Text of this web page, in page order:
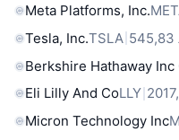
Meta Platforms, Inc.
Tesla, Inc.TSLA 545,83
Berkshire Hathaway Inc
Eli Lilly And CoLLY
Micron Technology Inc